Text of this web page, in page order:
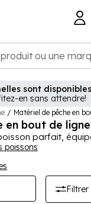
sont
en sans attendre!
/ Matériel de pêche en
en bout de ligne
parfait,
gamme
réussie et
accessoires de
trouver ce qui est
poissons
Filtrer